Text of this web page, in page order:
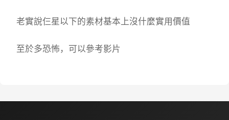
老實說仨星以下的素材基本上沒什麼實用價值
至於多恐怖，可以參考影片